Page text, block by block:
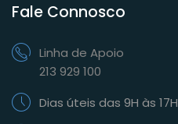
Fale Connosco
Linha de Apoio
213 929 100
Dias úteis das 9H às 17H